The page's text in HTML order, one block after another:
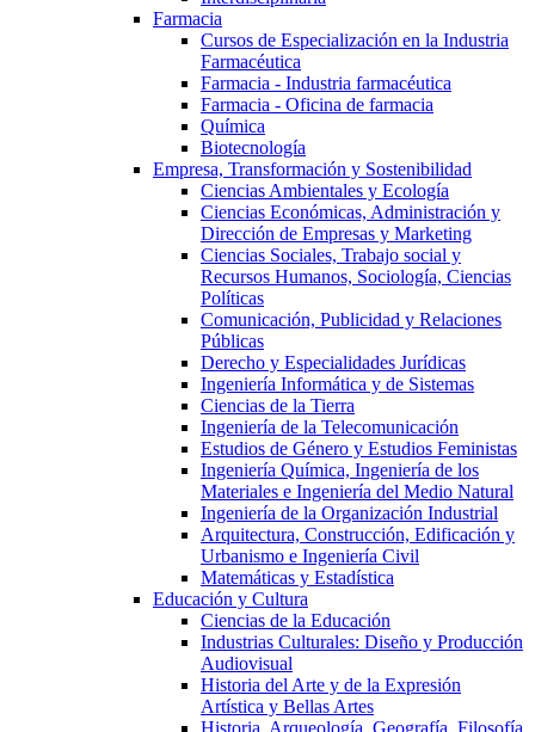
Farmacia
Cursos de Especialización en la Industria
Farmacéutica
Farmacia - Industria farmacéutica
Farmacia - Oficina de farmacia
Química
Biotecnología
Empresa, Transformación y Sostenibilidad
Ciencias Ambientales y Ecología
Ciencias Económicas, Administración y
Dirección de Empresas y Marketing
Ciencias Sociales, Trabajo social y
Recursos Humanos, Sociología, Ciencias
Políticas
Comunicación, Publicidad y Relaciones
Públicas
Derecho y Especialidades Jurídicas
Ingeniería Informática y de Sistemas
Ciencias de la Tierra
Ingeniería de la Telecomunicación
Estudios de Género y Estudios Feministas
Ingeniería Química, Ingeniería de los
Materiales e Ingeniería del Medio Natural
Ingeniería de la Organización Industrial
Arquitectura, Construcción, Edificación y
Urbanismo e Ingeniería Civil
Matemáticas y Estadística
Educación y Cultura
Ciencias de la Educación
Industrias Culturales: Diseño y Producción
Audiovisual
Historia del Arte y de la Expresión
Artística y Bellas Artes
Historia, Arqueología, Geografía, Filosofía